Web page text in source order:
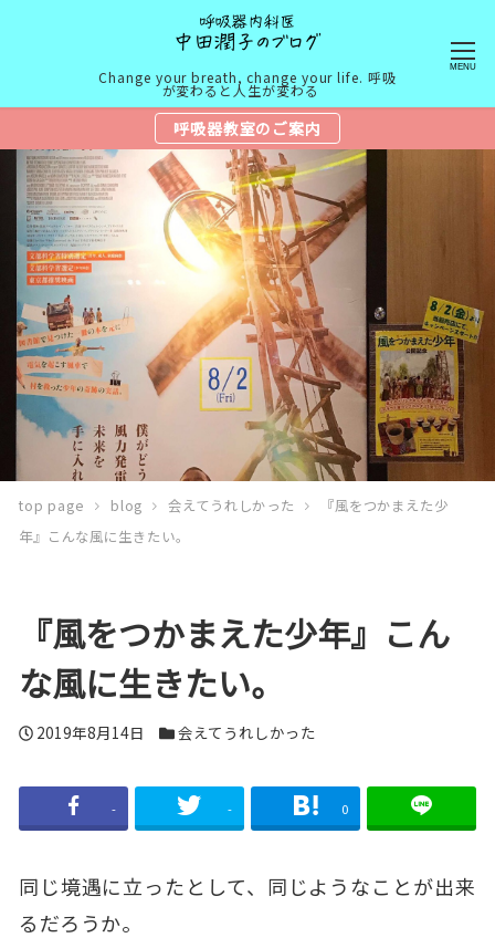
Change your breath, change your life. 呼吸
が変わると人生が変わる
MENU
呼吸器教室のご案内
top page blog 会えてうれしかった
『風をつかまえた少
年』こんな風に生きたい。
『風をつかまえた少年』こん
な風に生きたい。
投
2019年8月14日
カ
リ
会えてうれしかった
- - 0
同じ境遇に立ったとして、同じようなことが出来
るだろうか。